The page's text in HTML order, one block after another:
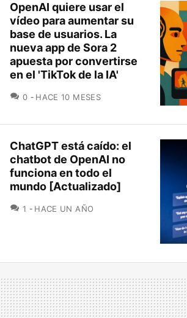
OpenAI quiere usar el
vídeo para aumentar su
base de usuarios. La
nueva app de Sora 2
apuesta por convertirse
en el 'TikTok de la IA'
0 COMENTARIOS
HACE 10 MESES
ChatGPT está caído: el
chatbot de OpenAI no
funciona en todo el
mundo [Actualizado]
1 COMENTARIOS
HACE UN AÑO